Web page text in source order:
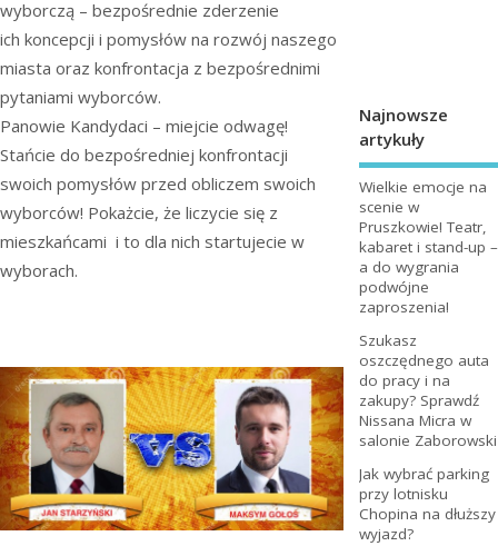
wyborczą – bezpośrednie zderzenie
ich koncepcji i pomysłów na rozwój naszego
miasta oraz konfrontacja z bezpośrednimi
pytaniami wyborców.
Panowie Kandydaci – miejcie odwagę!
Stańcie do bezpośredniej konfrontacji
swoich pomysłów przed obliczem swoich
wyborców! Pokażcie, że liczycie się z
mieszkańcami i to dla nich startujecie w
wyborach.
Najnowsze
artykuły
Wielkie emocje na
scenie w
Pruszkowie! Teatr,
kabaret i stand-up –
a do wygrania
podwójne
zaproszenia!
Szukasz
oszczędnego auta
do pracy i na
zakupy? Sprawdź
Nissana Micra w
salonie Zaborowski
Jak wybrać parking
przy lotnisku
Chopina na dłuższy
wyjazd?